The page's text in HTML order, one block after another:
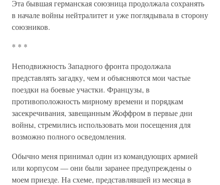
Эта бывшая германская союзница продолжала сохранять
в начале войны нейтралитет и уже поглядывала в сторону
союзников.
* * *
Неподвижность Западного фронта продолжала
представлять загадку, чем и объясняются мои частые
поездки на боевые участки. Французы, в
противоположность мирному времени и порядкам
засекречивания, завещанным Жоффром в первые дни
войны, стремились использовать мои посещения для
возможно полного осведомления.
Обычно меня принимал один из командующих армией
или корпусом — они были заранее предупреждены о
моем приезде. На схеме, представлявшей из месяца в